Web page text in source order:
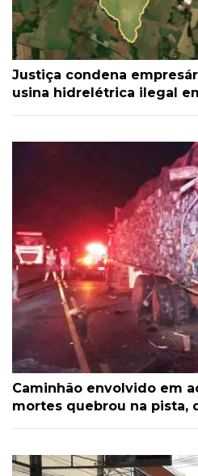
Justiça condena
usina hidrelétrica ilegal
Caminhão envolvido em
mortes quebrou na pista,